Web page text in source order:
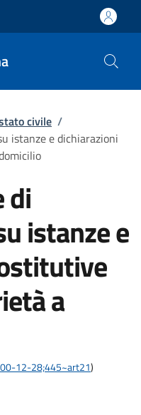
civile /
istanze e dichiarazioni
di
istanze e
a
12-28;445~art21)